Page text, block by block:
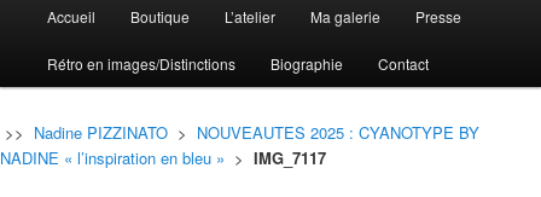
principal
Aller
au
contenu
principal
Aller
au
contenu
secondaire
Accueil Boutique L’atelier Ma galerie Presse
Rétro en images/Distinctions Biographie Contact
>> Nadine PIZZINATO > NOUVEAUTES 2025 : CYANOTYPE BY
NADINE « l’inspiration en bleu » > IMG_7117